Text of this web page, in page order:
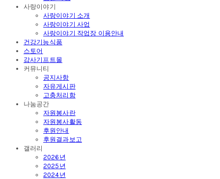
사랑이야기
사랑이야기 소개
사랑이야기 사업
사랑이야기 작업장 이용안내
건강기능식품
스토어
감사기프트몰
커뮤니티
공지사항
자유게시판
고충처리함
나눔공간
자원봉사란
자원봉사활동
후원안내
후원결과보고
갤러리
2026년
2025년
2024년